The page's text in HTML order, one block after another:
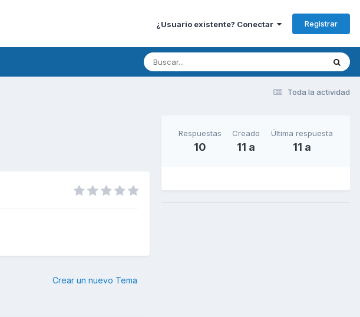
¿Usuario existente? Conectar Registrar
Toda la actividad
Crear un nuevo Tema
Respuestas
10
Creado
11 a
Última respuesta
11 a